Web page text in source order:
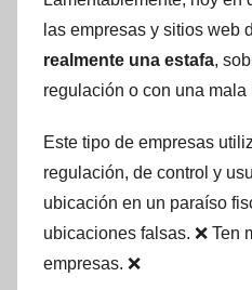
las empresas y sitios web
realmente una estafa,
regulación o con una mala
Este tipo de empresas
regulación, de control y
ubicación en un paraíso
ubicaciones falsas. ❌ Ten
empresas. ❌